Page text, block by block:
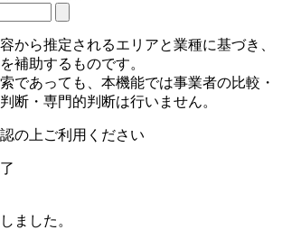
から推定されるエリアと業種に基づき、
補助するものです。
であっても、本機能では事業者の比較・
断・専門的判断は行いません。
の上ご利用ください
ました。